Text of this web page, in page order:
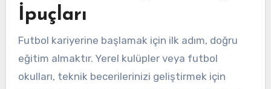
İpuçları
Futbol kariyerine başlamak için ilk adım, doğru
eğitim almaktır. Yerel kulüpler veya futbol
okulları, teknik becerilerinizi geliştirmek için